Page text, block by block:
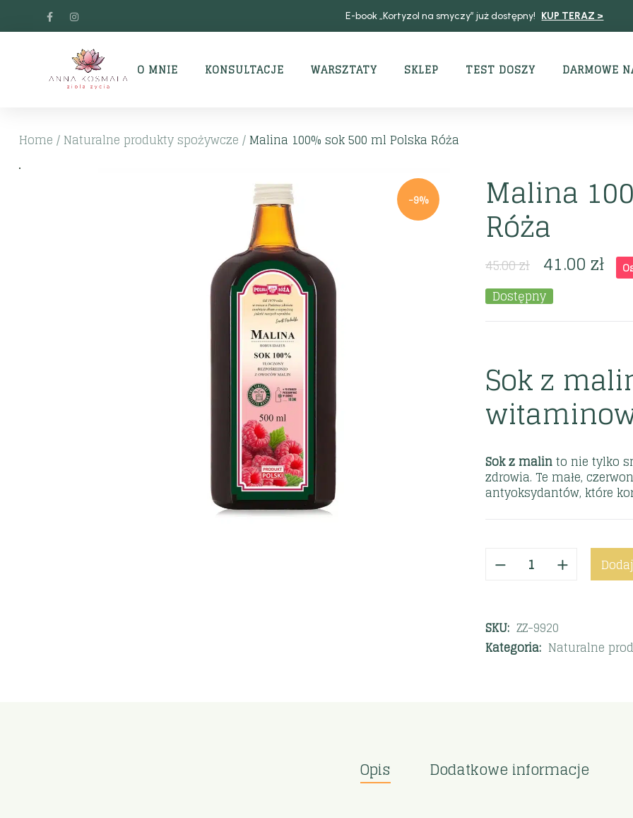
E-book „Kortyzol na smyczy” już dostępny! KUP TERAZ >
O MNIE KONSULTACJE WARSZTATY SKLEP TEST DOSZY DARMOWE
Home / Naturalne produkty spożywcze / Malina 100% sok 500 ml Polska Róża
-9% Malina
Róża
45.00zł 41.00zł
Dostępny
Sok z
Sok z malinto nie tylko
zdrowia. Te małe,
antyoksydantów, które
SKU: ZZ-9920
Kategoria: Naturalne
Opis Dodatkowe informacje